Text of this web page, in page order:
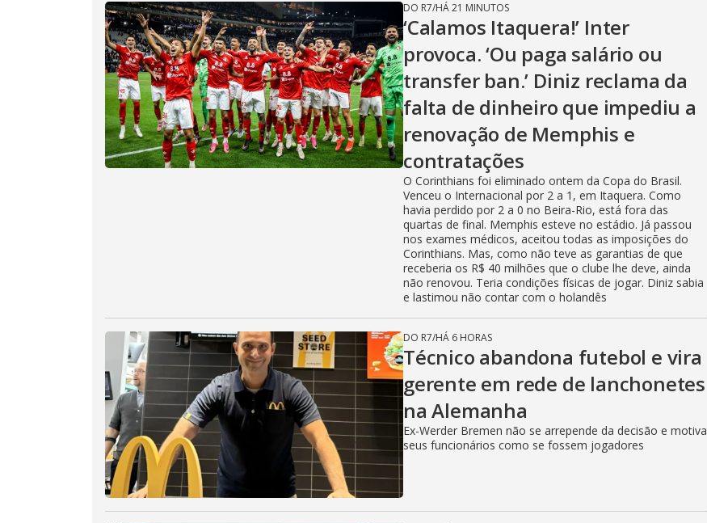
DO R7/HÁ 21 MINUTOS
‘Calamos Itaquera!’ Inter
provoca. ‘Ou paga salário ou
transfer ban.’ Diniz reclama da
falta de dinheiro que impediu a
renovação de Memphis e
contratações
O Corinthians foi eliminado ontem da Copa do Brasil.
Venceu o Internacional por 2 a 1, em Itaquera. Como
havia perdido por 2 a 0 no Beira-Rio, está fora das
quartas de final. Memphis esteve no estádio. Já passou
nos exames médicos, aceitou todas as imposições do
Corinthians. Mas, como não teve as garantias de que
receberia os R$ 40 milhões que o clube lhe deve, ainda
não renovou. Teria condições físicas de jogar. Diniz sabia
e lastimou não contar com o holandês
DO R7/HÁ 6 HORAS
Técnico abandona futebol e vira
gerente em rede de lanchonetes
na Alemanha
Ex-Werder Bremen não se arrepende da decisão e motiva
seus funcionários como se fossem jogadores